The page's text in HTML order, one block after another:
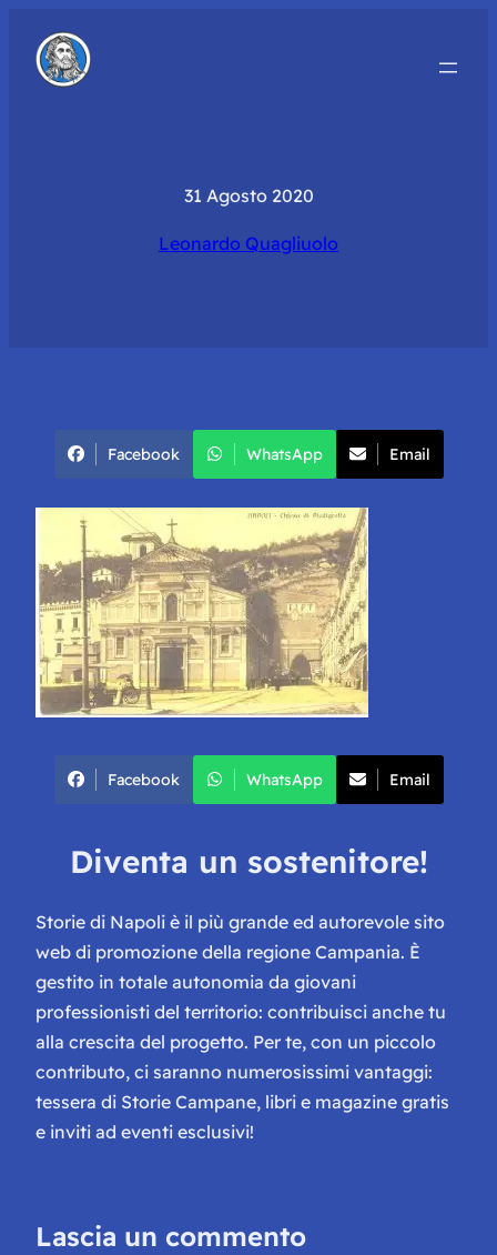
31 Agosto 2020
Leonardo Quagliuolo
Facebook WhatsApp Email
Facebook WhatsApp Email
Diventa un sostenitore!
Storie di Napoli è il più grande ed autorevole sito
web di promozione della regione Campania. È
gestito in totale autonomia da giovani
professionisti del territorio: contribuisci anche tu
alla crescita del progetto. Per te, con un piccolo
contributo, ci saranno numerosissimi vantaggi:
tessera di Storie Campane, libri e magazine gratis
e inviti ad eventi esclusivi!
Lascia un commento